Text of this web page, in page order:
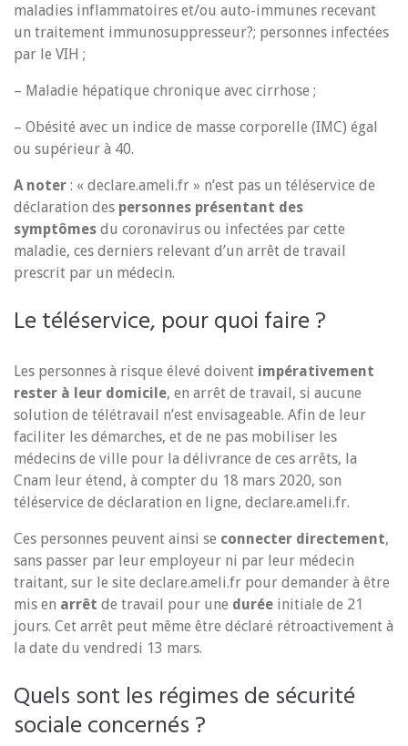
maladies inflammatoires et/ou auto-immunes recevant
un traitement immunosuppresseur?; personnes infectées
par le VIH ;
– Maladie hépatique chronique avec cirrhose ;
– Obésité avec un indice de masse corporelle (IMC) égal
ou supérieur à 40.
A noter : « declare.ameli.fr » n’est pas un téléservice de
déclaration des personnes présentant des
symptômes du coronavirus ou infectées par cette
maladie, ces derniers relevant d’un arrêt de travail
prescrit par un médecin.
Le téléservice, pour quoi faire ?
Les personnes à risque élevé doivent impérativement
rester à leur domicile, en arrêt de travail, si aucune
solution de télétravail n’est envisageable. Afin de leur
faciliter les démarches, et de ne pas mobiliser les
médecins de ville pour la délivrance de ces arrêts, la
Cnam leur étend, à compter du 18 mars 2020, son
téléservice de déclaration en ligne, declare.ameli.fr.
Ces personnes peuvent ainsi se connecter directement,
sans passer par leur employeur ni par leur médecin
traitant, sur le site declare.ameli.fr pour demander à être
mis en arrêt de travail pour une durée initiale de 21
jours. Cet arrêt peut même être déclaré rétroactivement à
la date du vendredi 13 mars.
Quels sont les régimes de sécurité
sociale concernés ?